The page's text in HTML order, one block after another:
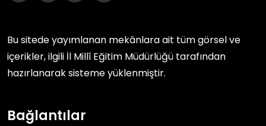
Bu sitede yayımlanan mekânlara ait tüm görsel ve
içerikler, ilgili İl Millî Eğitim Müdürlüğü tarafından
hazırlanarak sisteme yüklenmiştir.
Bağlantılar